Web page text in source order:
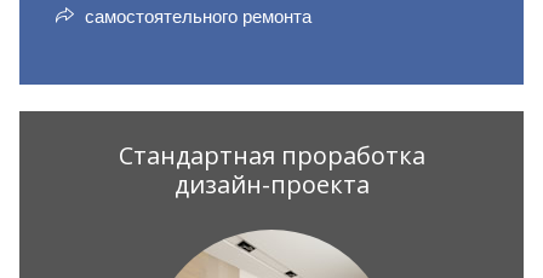
самостоятельного ремонта
Стандартная проработка
дизайн-проекта